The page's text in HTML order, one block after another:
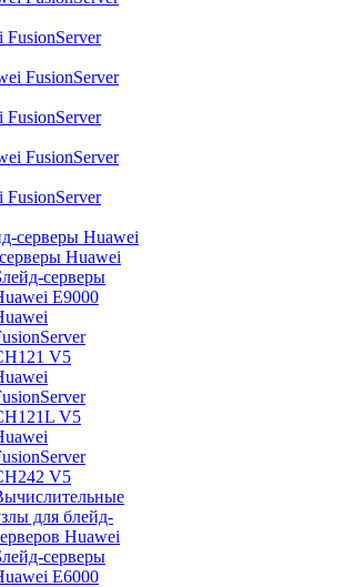
FusionServer
FusionServer
FusionServer
Huawei
серверы
E9000
V5
V5
V5
для блейд-
Huawei
серверы
E6000